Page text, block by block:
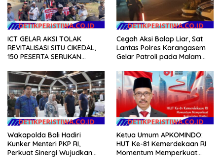
ICT GELAR AKSI TOLAK
REVITALISASI SITU CIKEDAL,
150 PESERTA SERUKAN
Cegah Aksi Balap Liar, Sat
Lantas Polres Karangasem
Gelar Patroli pada Malam
Wakapolda Bali Hadiri
Kunker Menteri PKP RI,
Perkuat Sinergi Wujudkan
Ketua Umum APKOMINDO:
HUT Ke-81 Kemerdekaan RI
Momentum Memperkuat